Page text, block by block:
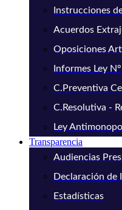
Instrucciones
Acuerdos
Oposiciones
Informes Ley
C.Preventiva
C.Resolutiva -
Ley
Transparencia
Audiencias
Declaración de
Estadísticas